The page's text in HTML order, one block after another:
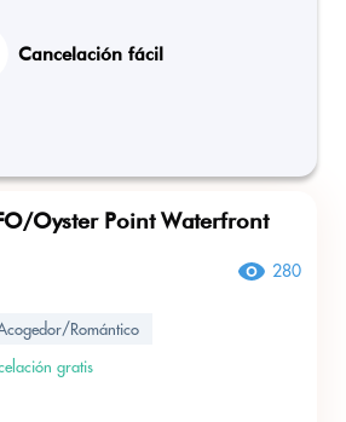
Cancelación fácil
Oyster Point Waterfront
280
Romántico
gratis